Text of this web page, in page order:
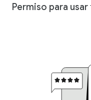
Permiso para